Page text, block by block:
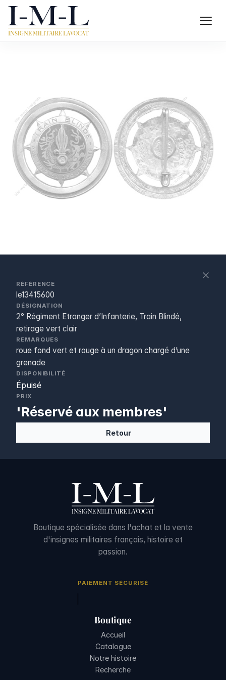
RÉFÉRENCE
le13415600
DÉSIGNATION
2° Régiment Etranger d’Infanterie, Train Blindé,
retirage vert clair
REMARQUES
roue fond vert et rouge à un dragon chargé d’une
grenade
DISPONIBILITÉ
Épuisé
PRIX
'Réservé aux membres'
Retour
Boutique spécialisée dans l'achat et la vente
d'insignes militaires français, histoire et
passion.
PAIEMENT SÉCURISÉ
Boutique
Accueil
Catalogue
Notre histoire
Recherche